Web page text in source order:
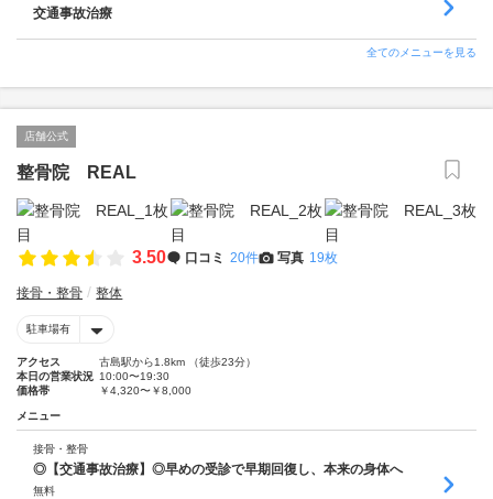
交通事故治療
全てのメニューを見る
店舗公式
整骨院 REAL
3.50 口コミ 20件 写真 19枚
接骨・整骨 整体
駐車場有
アクセス
古島駅から1.8km （徒歩23分）
本日の営業状況 10:00〜19:30
価格帯
￥4,320〜￥8,000
メニュー
接骨・整骨
◎【交通事故治療】◎早めの受診で早期回復し、本来の身体へ
無料